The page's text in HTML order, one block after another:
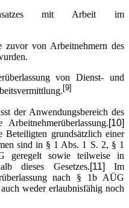
mit Arbeit im
von Arbeitnehmern des
von Dienst- und
[9]
der Anwendungsbereich des
[10]
grundsätzlich einer
sind in § 1 Abs. 1 S. 2, § 1
sowie teilweise in
dieses Gesetzes.[11] Im
nach § 1b AÜG
weder erlaubnisfähig noch